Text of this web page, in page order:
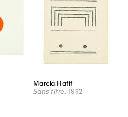
Marcia Hafif
Sans titre , 1962